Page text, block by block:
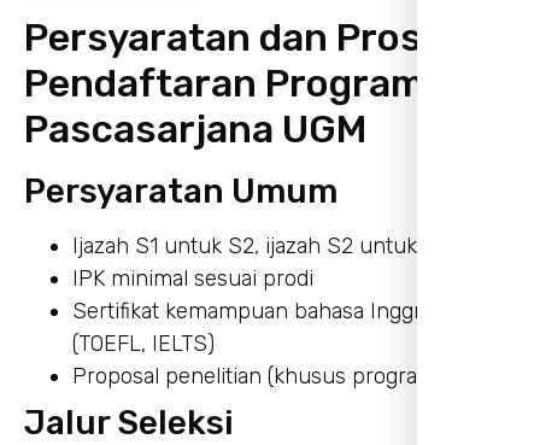
Persyaratan dan Proses
Pendaftaran Program
Pascasarjana UGM
Persyaratan Umum
Ijazah S1 untuk S2, ijazah S2 untuk S3
IPK minimal sesuai prodi
Sertifikat kemampuan bahasa Inggris
(TOEFL, IELTS)
Proposal penelitian (khusus program riset)
Jalur Seleksi